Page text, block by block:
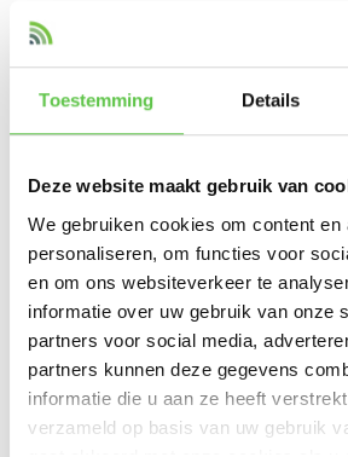
Toestemming Details
Deze website maakt gebruik van
We gebruiken cookies om content en
personaliseren, om functies voor
en om ons websiteverkeer te
informatie over uw gebruik van onze
partners voor social media,
partners kunnen deze gegevens
informatie die u aan ze heeft
verzameld op basis van uw gebruik
Let op: Cisco Meraki access points (zoals de
Originele Cisco Meraki mounting kit
Geschikt voor MR55 en MR56 access
Ideaal als vervanging van bestaande
Zorgt voor veilige en stabiele installatie
Eenvoudige en snelle montage
Perfect voor onderhoud en
Duurzaam en betrouwbaar ontwerp